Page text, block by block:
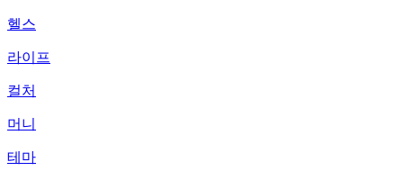
헬스
라이프
컬처
머니
테마